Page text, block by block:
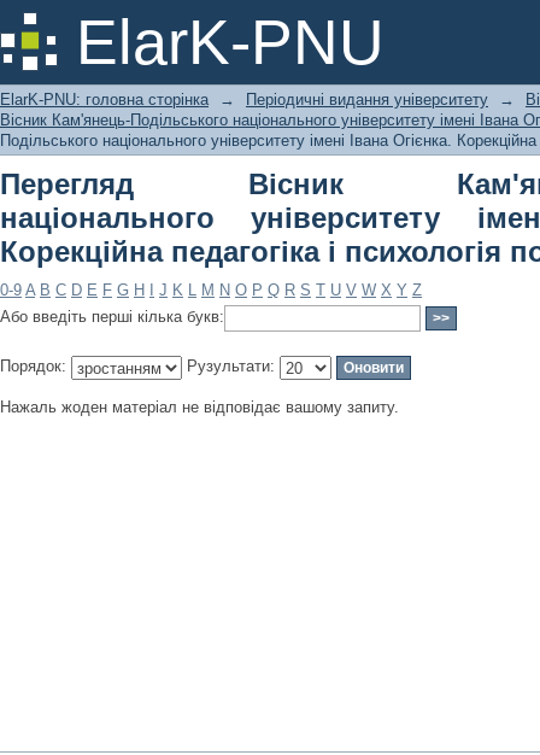
ElarK-PNU
Перегляд Вісник Кам'янець-
Івана Огієнка. Корекційна
ElarK-PNU: головна сторінка → Періодичні видання університету →
Вісник Кам'янець-Подільського національного університету імені Івана
Подільського національного університету імені Івана Огієнка.
Перегляд Вісник
національного університету
Корекційна педагогіка і психологія
0-9 A B C D E F G H J K L M N O P Q R S T U V W X Y Z
Або введіть перші кілька букв:
Порядок: Рузультати:
Нажаль жоден матеріал не відповідає вашому запиту.